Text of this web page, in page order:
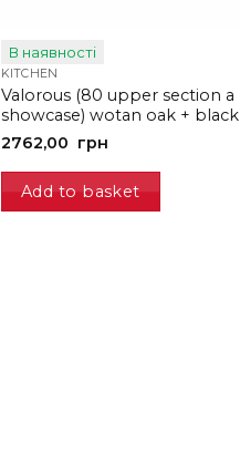
В наявності
KITCHEN
Valorous (80 upper section a
showcase) wotan oak + black
2762,00 грн
Add to basket